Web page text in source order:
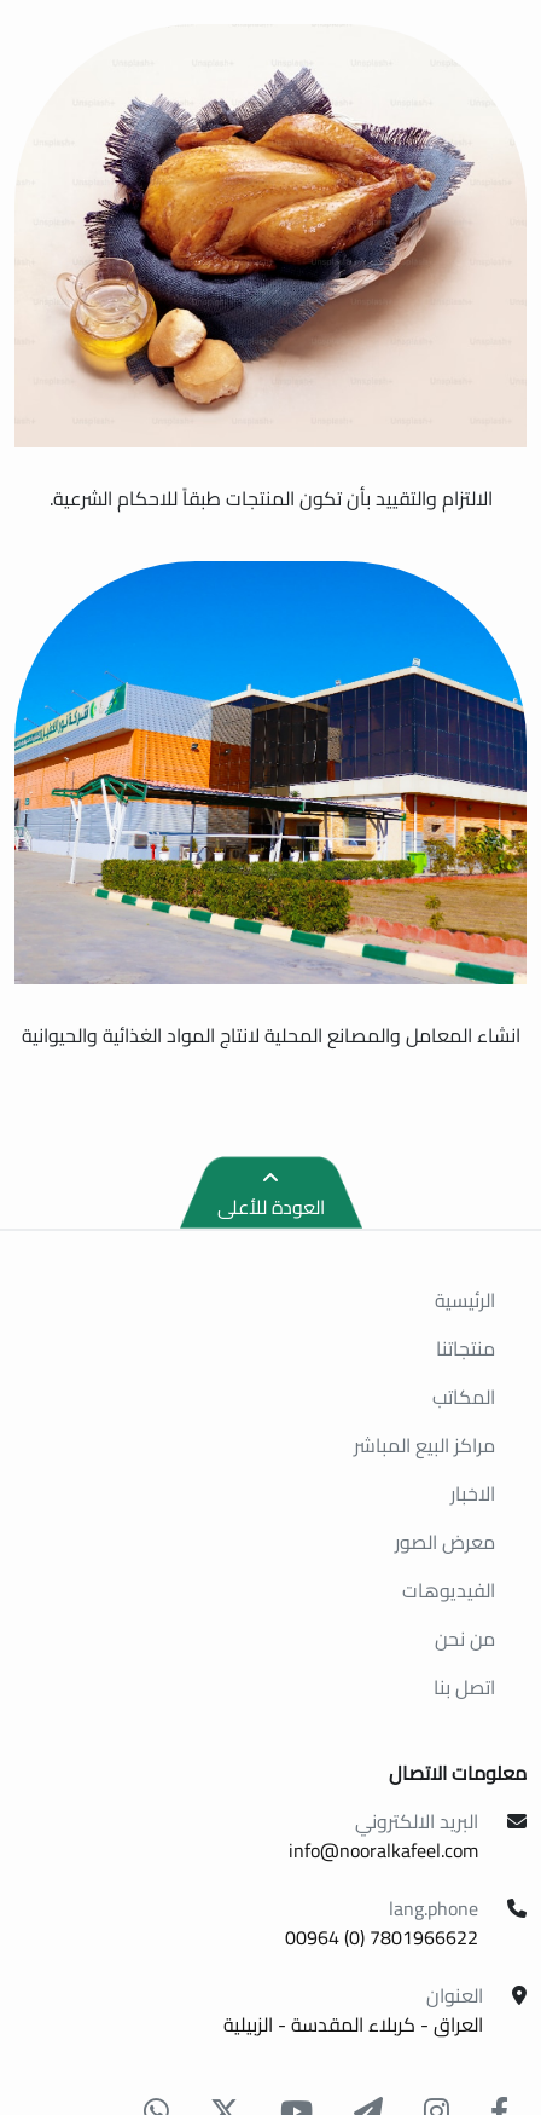
الالتزام والتقييد بأن تكون المنتجات طبقاً للاحكام الشرعية.
انشاء المعامل والمصانع المحلية لانتاج المواد الغذائية والحيوانية
العودة للأعلى
الرئيسية
منتجاتنا
المكاتب
مراكز البيع المباشر
الاخبار
معرض الصور
الفيديوهات
من نحن
اتصل بنا
معلومات الاتصال
البريد الالكتروني
info@nooralkafeel.com
lang.phone
7801966622 (0) 00964
العنوان
العراق - كربلاء المقدسة - الزبيلية